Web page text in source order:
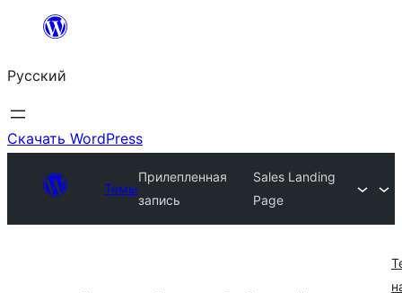
Перейти
содержимому
Русский
Скачать WordPress
Темы
Прилепленная
запись
Sales Landing
Page